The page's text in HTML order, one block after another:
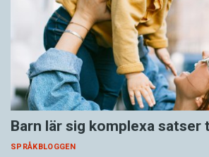
Barn lär sig komplexa satser
SPRÅKBLOGGEN